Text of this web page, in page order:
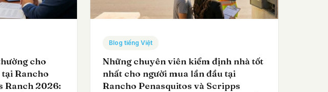
cho
Rancho
Ranch 2026:
Blog tiếng Việt
Những chuyên viên kiểm định nhà tốt
nhất cho người mua lần đầu tại
Rancho Penasquitos và Scripps